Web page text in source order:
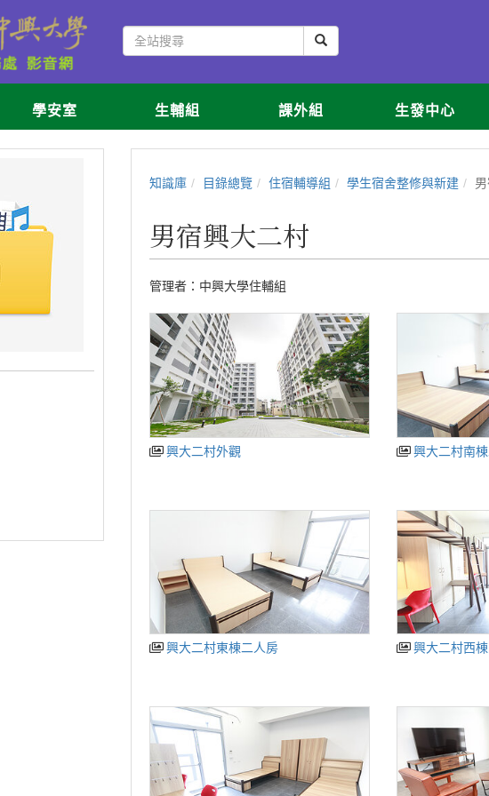
學安室 生輔組 課外組 生發中心
知識庫 目錄總覽 住宿輔導組 學生宿舍整修與新建
男宿興大二村
管理者： 中興大學住輔組
興大二村外觀 興大二村南
興大二村東棟二人房 興大二村西